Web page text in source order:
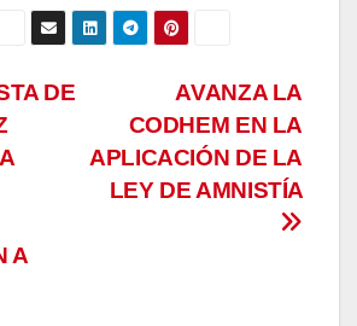
AVANZA LA
CODHEM EN LA
APLICACIÓN DE LA
LEY DE AMNISTÍA
DE
A